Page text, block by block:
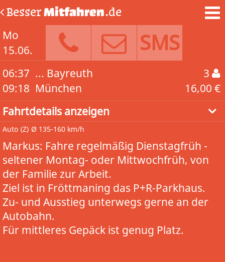
BesserMitfahren.de
Mo
15.06.
SMS
06:37
09:18
... Bayreuth
München
3
16,00 €
Fahrtdetails anzeigen
Auto (Z) Ø 135-160 km/h
Markus: Fahre regelmäßig Dienstagfrüh -
seltener Montag- oder Mittwochfrüh, von
der Familie zur Arbeit.
Ziel ist in Fröttmaning das P+R-Parkhaus.
Zu- und Ausstieg unterwegs gerne an der
Autobahn.
Für mittleres Gepäck ist genug Platz.